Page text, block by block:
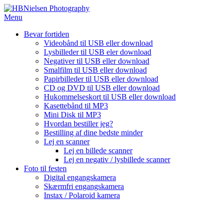
Spring
til
Menu
Bevar fortiden
Videobånd til USB eller download
Lysbilleder til USB eler download
Negativer til USB eller download
Smalfilm til USB eller download
Papirbilleder til USB eller download
CD og DVD til USB eller download
Hukommelseskort til USB eller download
Kasettebånd til MP3
Mini Disk til MP3
Hvordan bestiller jeg?
Bestilling af dine bedste minder
Lej en scanner
Lej en billede scanner
Lej en negativ / lysbillede scanner
Foto til festen
Digital engangskamera
Skærmfri engangskamera
Instax / Polaroid kamera